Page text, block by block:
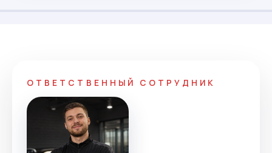
ОТВЕТСТВЕННЫЙ СОТРУДНИК